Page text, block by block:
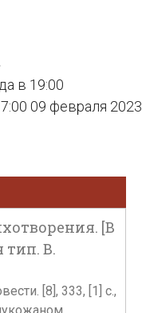
в 19:00
09 февраля 2023
[В
тип. В.
[8], 333, [1] с.,